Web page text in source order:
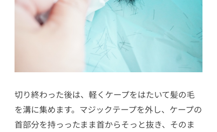
切り終わった後は、軽くケープをはたいて髪の毛
を溝に集めます。マジックテープを外し、ケープの
首部分を持っったまま首からそっと抜き、そのま